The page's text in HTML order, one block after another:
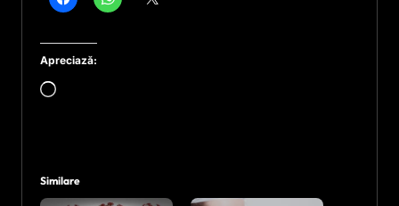
Apreciază:
Încarc...
Similare